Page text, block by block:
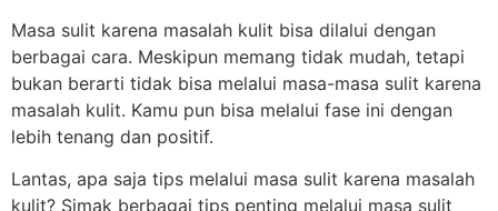
Masa sulit karena masalah kulit bisa dilalui dengan
berbagai cara. Meskipun memang tidak mudah, tetapi
bukan berarti tidak bisa melalui masa-masa sulit karena
masalah kulit. Kamu pun bisa melalui fase ini dengan
lebih tenang dan positif.
Lantas, apa saja tips melalui masa sulit karena masalah
kulit? Simak berbagai tips penting melalui masa sulit